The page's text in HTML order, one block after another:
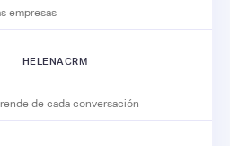
empresas
HELENACRM
de cada conversación